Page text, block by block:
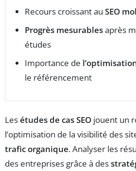
Recours croissant au SEO
Progrès mesurablesaprès
études
Importance de
le référencement
Lesétudes de cas SEO jouent un
l’optimisation de la visibilité des
trafic organique. Analyser les
des entreprises grâce à des